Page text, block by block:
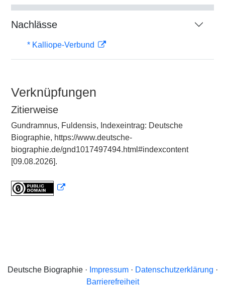
Nachlässe
* Kalliope-Verbund
Verknüpfungen
Zitierweise
Gundramnus, Fuldensis, Indexeintrag: Deutsche
Biographie, https://www.deutsche-
biographie.de/gnd1017497494.html#indexcontent
[09.08.2026].
Deutsche Biographie · Impressum· Datenschutzerklärung ·
Barrierefreiheit